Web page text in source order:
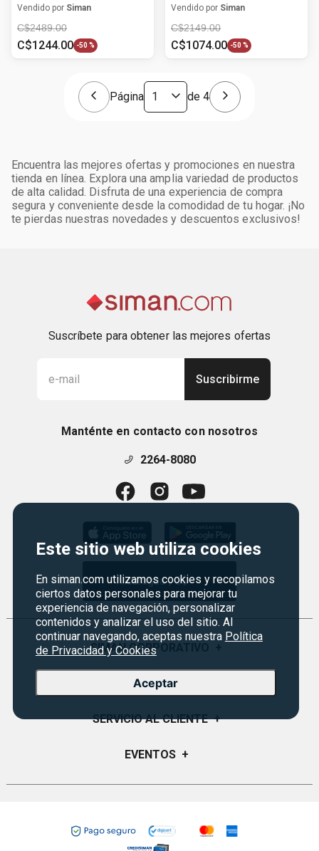
Este sitio web utiliza cookies
En siman.com utilizamos cookies y recopilamos
ciertos datos personales para mejorar tu
experiencia de navegación, personalizar
contenidos y analizar el uso del sitio. Al
continuar navegando, aceptas nuestra Política
de Privacidad y Cookies
Aceptar
Sonic
Vendido por Siman
C$2489.00
C$1244.00 -50 %
6.3 cm Sonic
Vendido por Siman
C$2149.00
C$1074.00 -50 %
Página de 4
Encuentra las mejores ofertas y promociones en nuestra
tienda en línea. Explora una amplia variedad de productos
de alta calidad. Disfruta de una experiencia de compra
segura y conveniente desde la comodidad de tu hogar. ¡No
te pierdas nuestras novedades y descuentos exclusivos!
Suscríbete para obtener las mejores ofertas
Suscribirme
Manténte en contacto con nosotros
2264-8080
Nicaragua | C$
SIMAN CORPORATIVO
Quiénes Somos
Sucursales
PROGRAMAS
Monedero
Credisiman
SERVICIO AL CLIENTE +
Preguntas Frecuentes
Seguridad del sitio
Política de Privacidad
EVENTOS +
Fiesta del fútbol